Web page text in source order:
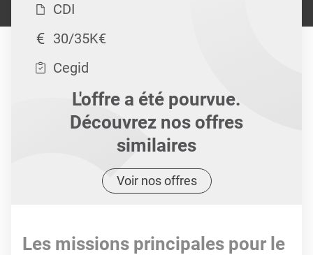
CDI
30/35K€
Cegid
L'offre a été pourvue.
Découvrez nos offres
similaires
Voir nos offres
Les missions principales pour le